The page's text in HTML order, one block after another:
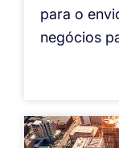
para o
negócios